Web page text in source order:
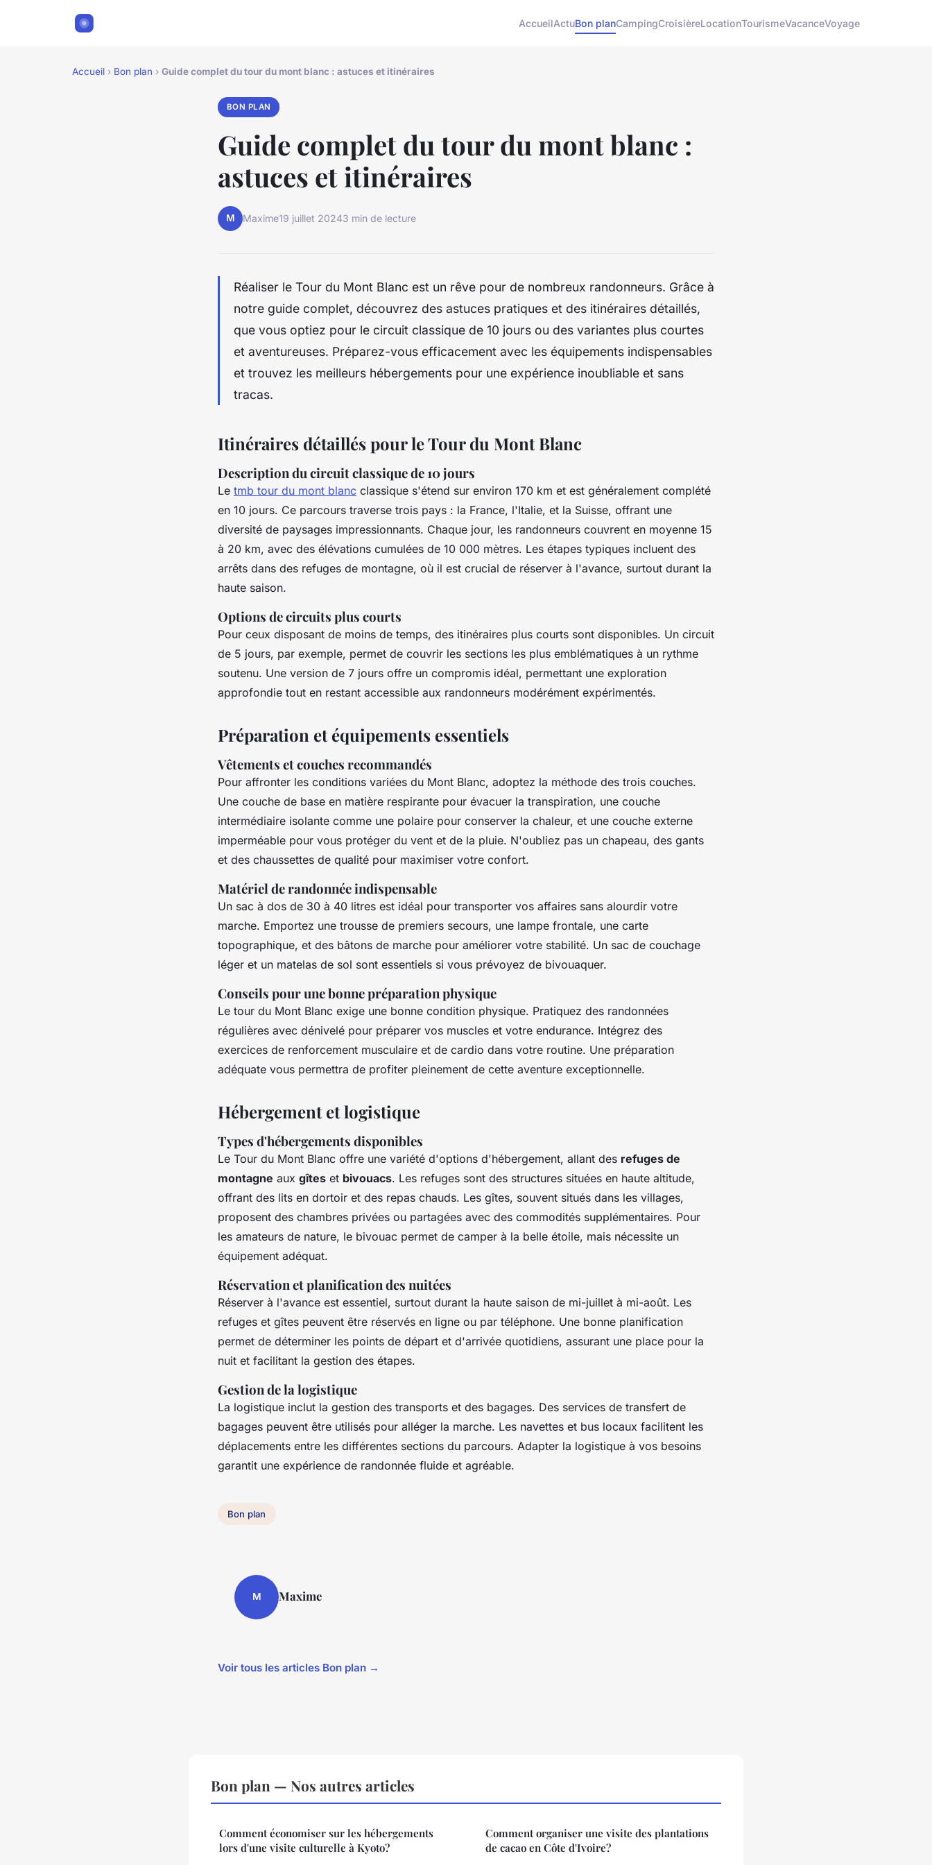
AccueilActuBon planCampingCroisièreLocationTourismeVacanceVoyage
Accueil › Bon plan › Guide complet du tour du mont blanc : astuces et itinéraires
BON PLAN
Guide complet du tour du mont blanc :
astuces et itinéraires
M Maxime19 juillet 20243 min de lecture
Réaliser le Tour du Mont Blanc est un rêve pour de nombreux randonneurs. Grâce à
notre guide complet, découvrez des astuces pratiques et des itinéraires détaillés,
que vous optiez pour le circuit classique de 10 jours ou des variantes plus courtes
et aventureuses. Préparez-vous efficacement avec les équipements indispensables
et trouvez les meilleurs hébergements pour une expérience inoubliable et sans
tracas.
Itinéraires détaillés pour le Tour du Mont Blanc
Description du circuit classique de 10 jours
Le tmb tour du mont blanc classique s'étend sur environ 170 km et est généralement complété
en 10 jours. Ce parcours traverse trois pays : la France, l'Italie, et la Suisse, offrant une
diversité de paysages impressionnants. Chaque jour, les randonneurs couvrent en moyenne 15
à 20 km, avec des élévations cumulées de 10 000 mètres. Les étapes typiques incluent des
arrêts dans des refuges de montagne, où il est crucial de réserver à l'avance, surtout durant la
haute saison.
Options de circuits plus courts
Pour ceux disposant de moins de temps, des itinéraires plus courts sont disponibles. Un circuit
de 5 jours, par exemple, permet de couvrir les sections les plus emblématiques à un rythme
soutenu. Une version de 7 jours offre un compromis idéal, permettant une exploration
approfondie tout en restant accessible aux randonneurs modérément expérimentés.
Préparation et équipements essentiels
Vêtements et couches recommandés
Pour affronter les conditions variées du Mont Blanc, adoptez la méthode des trois couches.
Une couche de base en matière respirante pour évacuer la transpiration, une couche
intermédiaire isolante comme une polaire pour conserver la chaleur, et une couche externe
imperméable pour vous protéger du vent et de la pluie. N'oubliez pas un chapeau, des gants
et des chaussettes de qualité pour maximiser votre confort.
Matériel de randonnée indispensable
Un sac à dos de 30 à 40 litres est idéal pour transporter vos affaires sans alourdir votre
marche. Emportez une trousse de premiers secours, une lampe frontale, une carte
topographique, et des bâtons de marche pour améliorer votre stabilité. Un sac de couchage
léger et un matelas de sol sont essentiels si vous prévoyez de bivouaquer.
Conseils pour une bonne préparation physique
Le tour du Mont Blanc exige une bonne condition physique. Pratiquez des randonnées
régulières avec dénivelé pour préparer vos muscles et votre endurance. Intégrez des
exercices de renforcement musculaire et de cardio dans votre routine. Une préparation
adéquate vous permettra de profiter pleinement de cette aventure exceptionnelle.
Hébergement et logistique
Types d'hébergements disponibles
Le Tour du Mont Blanc offre une variété d'options d'hébergement, allant des refuges de
montagne aux gîtes et bivouacs. Les refuges sont des structures situées en haute altitude,
offrant des lits en dortoir et des repas chauds. Les gîtes, souvent situés dans les villages,
proposent des chambres privées ou partagées avec des commodités supplémentaires. Pour
les amateurs de nature, le bivouac permet de camper à la belle étoile, mais nécessite un
équipement adéquat.
Réservation et planification des nuitées
Réserver à l'avance est essentiel, surtout durant la haute saison de mi-juillet à mi-août. Les
refuges et gîtes peuvent être réservés en ligne ou par téléphone. Une bonne planification
permet de déterminer les points de départ et d'arrivée quotidiens, assurant une place pour la
nuit et facilitant la gestion des étapes.
Gestion de la logistique
La logistique inclut la gestion des transports et des bagages. Des services de transfert de
bagages peuvent être utilisés pour alléger la marche. Les navettes et bus locaux facilitent les
déplacements entre les différentes sections du parcours. Adapter la logistique à vos besoins
garantit une expérience de randonnée fluide et agréable.
Bon plan
M Maxime
Voir tous les articles Bon plan →
Bon plan — Nos autres articles
Comment économiser sur les hébergements
lors d'une visite culturelle à Kyoto?
Comment organiser une visite des plantations
de cacao en Côte d'Ivoire?